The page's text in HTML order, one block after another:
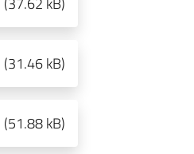
(31.46 kB)
(51.88 kB)